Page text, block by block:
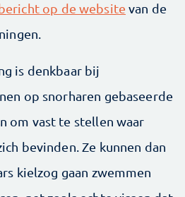
op de website van de
is denkbaar bij
op snorharen gebaseerde
om vast te stellen waar
bevinden. Ze kunnen dan
kielzog gaan zwemmen